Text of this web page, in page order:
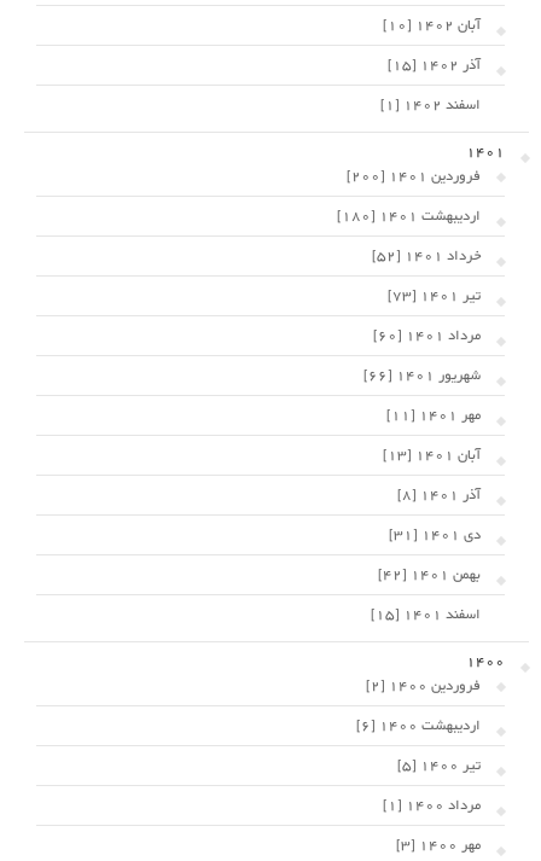
آبان 1402 [10]
آذر 1402 [15]
اسفند 1402 [1]
1401
فروردین 1401 [200]
اردیبهشت 1401 [180]
خرداد 1401 [52]
تیر 1401 [73]
مرداد 1401 [60]
شهریور 1401 [66]
مهر 1401 [11]
آبان 1401 [13]
آذر 1401 [8]
دی 1401 [31]
بهمن 1401 [42]
اسفند 1401 [15]
1400
فروردین 1400 [2]
اردیبهشت 1400 [6]
تیر 1400 [5]
مرداد 1400 [1]
مهر 1400 [3]